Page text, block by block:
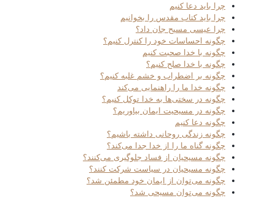
چرا باید دعا کنیم
چرا باید کتاب مقدس را بخوانیم
چرا عیسی مسیح جان داد؟
چگونه احساسات خود را کنترل کنیم؟
چگونه با خدا صحبت کنیم
چگونه با خدا صلح کنیم؟
چگونه بر اضطراب و خشم غلبه کنیم؟
چگونه خدا ما را راهنمایی می‌کند
چگونه در سختی‌ها به خدا توکل کنیم؟
چگونه در مسیحیت ایمان بیاوریم؟
چگونه دعا کنیم
چگونه زندگی روحانی داشته باشیم؟
چگونه گناه ما را از خدا جدا می‌کند؟
چگونه مسیحیان از فساد جلوگیری می‌کنند؟
چگونه مسیحیان در سیاست شرکت کنند؟
چگونه می‌توان از ایمان خود مطمئن شد؟
چگونه می‌توان مسیحی شد؟